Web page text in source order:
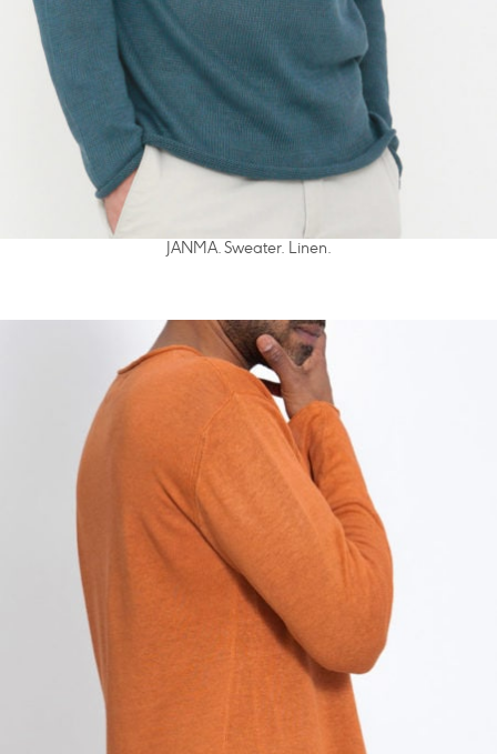
JANMA. Sweater. Linen.